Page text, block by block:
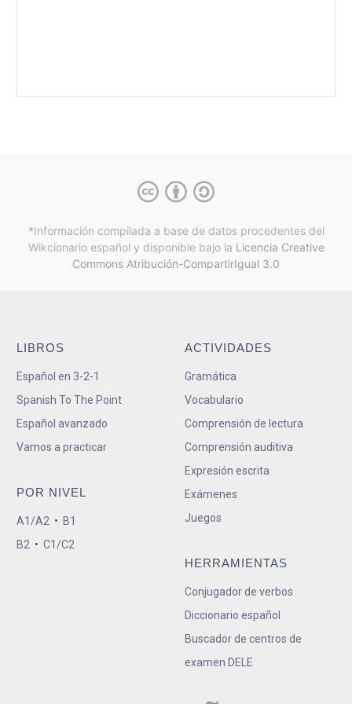
*Información compilada a base de datos procedentes del
Wikcionario español y disponible bajo la Licencia Creative
Commons Atribución-CompartirIgual 3.0
LIBROS
Español en 3-2-1
Spanish To The Point
Español avanzado
Vamos a practicar
POR NIVEL
A1/A2 • B1
B2 • C1/C2
ACTIVIDADES
Gramática
Vocabulario
Comprensión de lectura
Comprensión auditiva
Expresión escrita
Exámenes
Juegos
HERRAMIENTAS
Conjugador de verbos
Diccionario español
Buscador de centros de
examen DELE